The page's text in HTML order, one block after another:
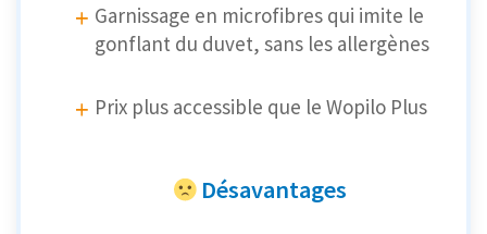
Garnissage en microfibres qui imite le
gonflant du duvet, sans les allergènes
Prix plus accessible que le Wopilo Plus
Désavantages